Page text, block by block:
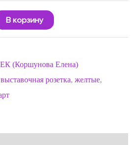
В корзину
(Коршунова Елена)
выставочная розетка, желтые,